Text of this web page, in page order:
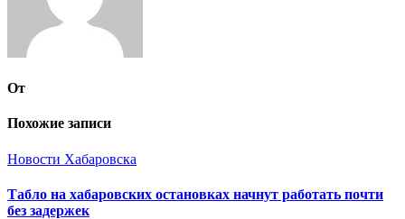
От
Похожие записи
Новости Хабаровска
Табло на хабаровских остановках начнут работать почти
без задержек